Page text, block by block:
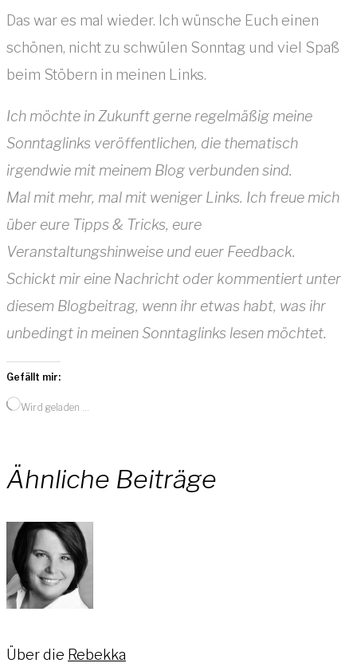
Das war es mal wieder. Ich wünsche Euch einen
schönen, nicht zu schwülen Sonntag und viel Spaß
beim Stöbern in meinen Links.
Ich möchte in Zukunft gerne regelmäßig meine
Sonntaglinks veröffentlichen, die thematisch
irgendwie mit meinem Blog verbunden sind.
Mal mit mehr, mal mit weniger Links. Ich freue mich
über eure Tipps & Tricks, eure
Veranstaltungshinweise und euer Feedback.
Schickt mir eine Nachricht oder kommentiert unter
diesem Blogbeitrag, wenn ihr etwas habt, was ihr
unbedingt in meinen Sonntaglinks lesen möchtet.
Gefällt mir:
Wird geladen …
Ähnliche Beiträge
Über die Rebekka